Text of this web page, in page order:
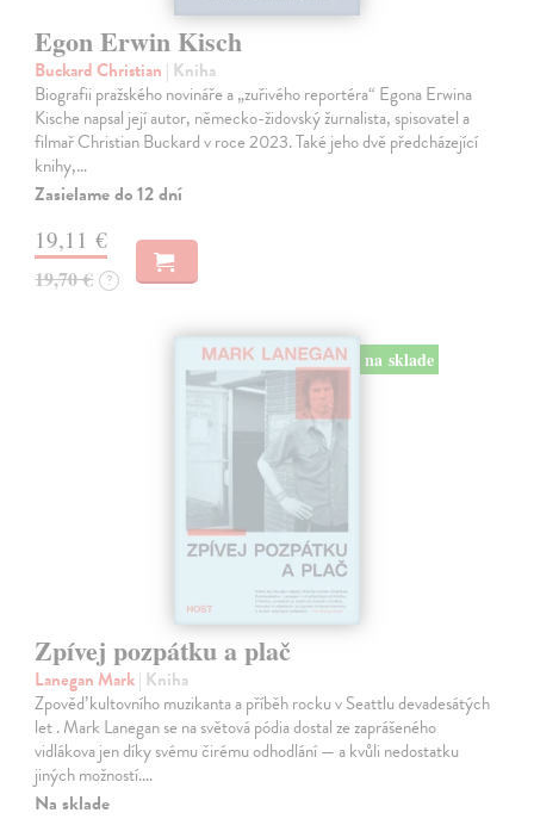
Egon Erwin Kisch
Buckard Christian | Kniha
Biografii pražského novináře a „zuřivého reportéra“ Egona Erwina
Kische napsal její autor, německo-židovský žurnalista, spisovatel a
filmař Christian Buckard v roce 2023. Také jeho dvě předcházející
knihy,…
Zasielame do 12 dní
19,11 €
19,70 € ?
na sklade
Zpívej pozpátku a plač
Lanegan Mark| Kniha
Zpověď kultovního muzikanta a příběh rocku v Seattlu devadesátých
let . Mark Lanegan se na světová pódia dostal ze zaprášeného
vidlákova jen díky svému čirému odhodlání — a kvůli nedostatku
jiných možností.…
Na sklade